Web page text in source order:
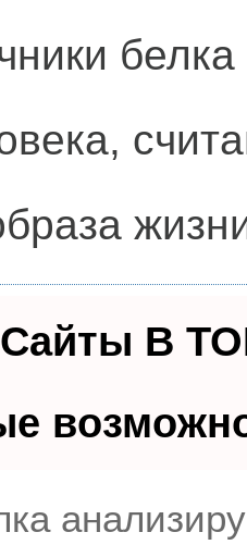
Сайты В